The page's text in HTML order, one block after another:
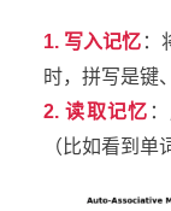
1. 写入记忆 ：
时，拼写是键
2. 读取记忆
（比如看到单